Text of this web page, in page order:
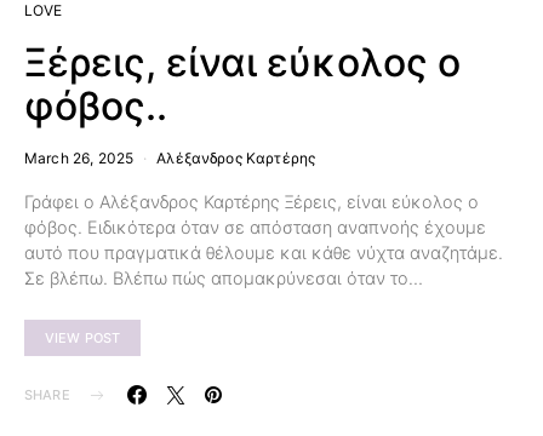
LOVE
Ξέρεις, είναι εύκολος ο
φόβος..
March 26, 2025 Αλέξανδρος Καρτέρης
Γράφει ο Αλέξανδρος Καρτέρης Ξέρεις, είναι εύκολος ο
φόβος. Ειδικότερα όταν σε απόσταση αναπνοής έχουμε
αυτό που πραγματικά θέλουμε και κάθε νύχτα αναζητάμε.
Σε βλέπω. Βλέπω πώς απομακρύνεσαι όταν το…
VIEW POST
SHARE